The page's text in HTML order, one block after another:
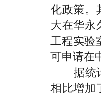
化政策。
大在华永
工程实验
可申请在
据统计
相比增加